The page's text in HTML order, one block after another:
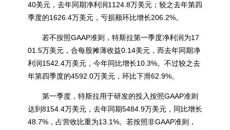
40美元，去年同期净利润1124.8万美元；较之去年第四
季度的1626.4万美元，亏损额环比增长206.2%。
若不按照GAAP准则，特斯拉第一季度净利润为17
01.5万美元，合每股摊薄收益0.14美元，而去年同期净
利润1542.4万美元，今年同比增长10.3%。不过较之去
年第四季度的4592.0万美元，环比下滑62.9%。
第一季度，特斯拉用于研发的投入按照GAAP准则
达到8154.4万美元，去年同期5484.9万美元，同比增长
48.7%，占营收比重为13.1%。若按照非GAAP准则，